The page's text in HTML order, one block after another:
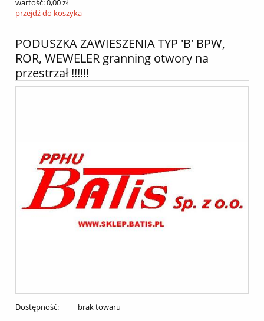
wartość:0,00 zł
przejdź do koszyka
PODUSZKA ZAWIESZENIA TYP 'B' BPW,
ROR, WEWELER granning otwory na
przestrzał !!!!!!
Dostępność: brak towaru